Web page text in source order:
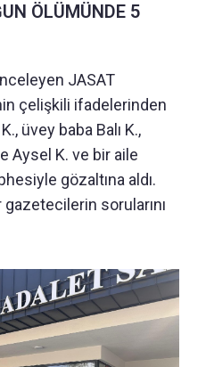
ÖLÜMÜNDE 5
JASAT
çelişkili ifadelerinden
üvey baba Balı K.,
Aysel K. ve bir aile
gözaltına aldı.
gazetecilerin sorularını